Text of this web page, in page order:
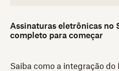
Assinaturas eletrônicas no
completo para começar
Saiba como a integração do